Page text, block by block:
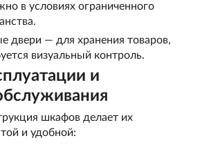
в условиях ограниченного
двери — для хранения товаров,
визуальный контроль.
и
шкафов делает их
и удобной: